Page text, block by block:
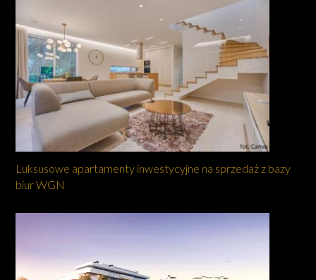
Luksusowe apartamenty inwestycyjne na sprzedaż z bazy
biur WGN